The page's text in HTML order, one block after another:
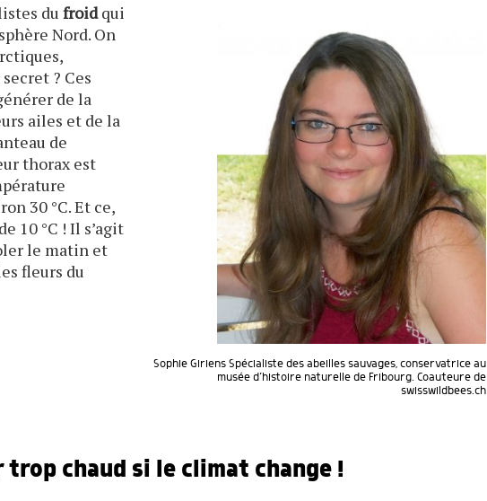
Sophie Giriens Spécialiste des abeilles sauvages, conservatrice au
musée d’histoire naturelle de Fribourg. Coauteure de
swisswildbees.ch
dufroidqui
Nord. On
? Ces
de la
ailes et de la
de
thorax est
30 °C. Et ce,
10 °C ! Il s’agit
le matin et
fleurs du
chaud si le climat change !